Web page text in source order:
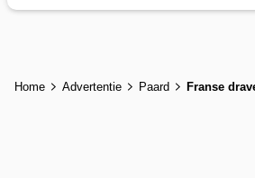
Home Advertentie Paard Franse